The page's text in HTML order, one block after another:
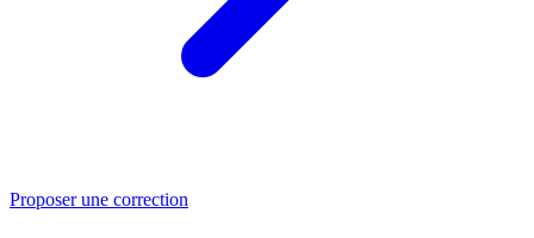
Proposer une correction